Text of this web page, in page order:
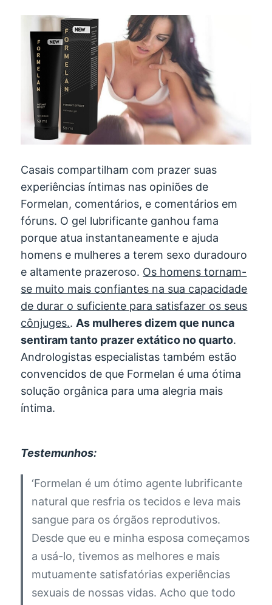
Casais compartilham com prazer suas
experiências íntimas nas opiniões de
Formelan, comentários, e comentários em
fóruns. O gel lubrificante ganhou fama
porque atua instantaneamente e ajuda
homens e mulheres a terem sexo duradouro
e altamente prazeroso. Os homens tornam-
se muito mais confiantes na sua capacidade
de durar o suficiente para satisfazer os seus
cônjuges..As mulheres dizem que nunca
sentiram tanto prazer extático no quarto.
Andrologistas especialistas também estão
convencidos de que Formelan é uma ótima
solução orgânica para uma alegria mais
íntima.
Testemunhos:
‘Formelan é um ótimo agente lubrificante
natural que resfria os tecidos e leva mais
sangue para os órgãos reprodutivos.
Desde que eu e minha esposa começamos
a usá-lo, tivemos as melhores e mais
mutuamente satisfatórias experiências
sexuais de nossas vidas. Acho que todo